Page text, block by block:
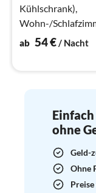
Kühlschrank),
Wohn-/
ab 54€/ Nacht
ohne
Geld-
Ohne